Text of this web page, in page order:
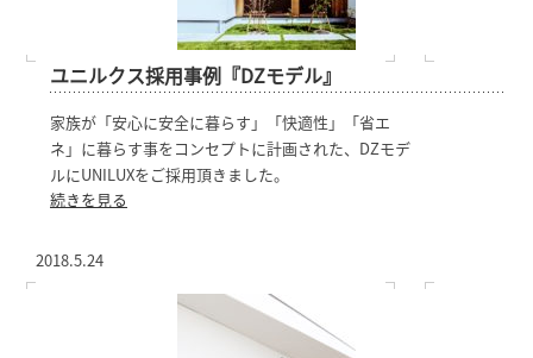
ユニルクス採用事例『DZモデル』
家族が「安心に安全に暮らす」
「快適性」「省エ
ネ」 に暮らす事をコンセプトに計画され た、DZモデ
ルにUNILUXをご採用頂きました。
続きを見る
2018.5.24